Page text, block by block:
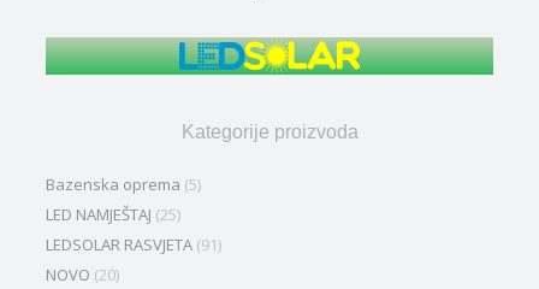
Kategorije proizvoda
Bazenska oprema (5)
LED NAMJEŠTAJ (25)
LEDSOLAR RASVJETA (91)
NOVO (20)